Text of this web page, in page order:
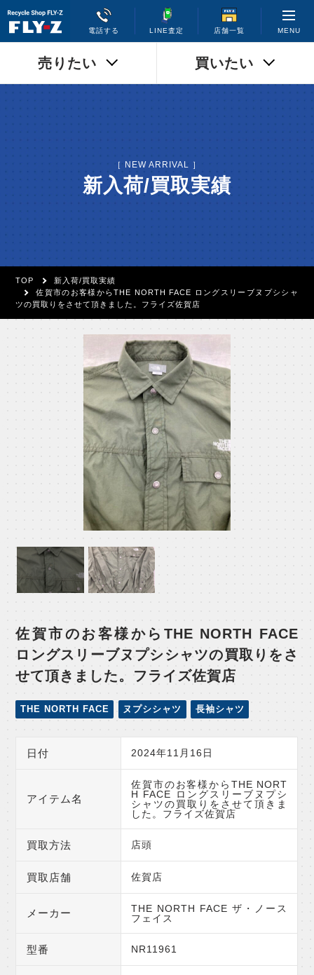
電話する LINE査定 店舗一覧 MENU
売りたい 買いたい
［ NEW ARRIVAL ］
新入荷/買取実績
TOP
新入荷/買取実績
佐賀市のお客様からTHE NORTH FACE ロングスリーブヌプシシャ
ツの買取りをさせて頂きました。フライズ佐賀店
佐賀市のお客様からTHE NORTH FACE
ロングスリーブヌプシシャツの買取りをさ
せて頂きました。フライズ佐賀店
THE NORTH FACE ヌプシシャツ 長袖シャツ
日付 2024年11月16日
アイテム名
佐賀市のお客様からTHE NORT
H FACE ロングスリーブヌプシ
シャツの買取りをさせて頂きま
した。フライズ佐賀店
買取方法 店頭
買取店舗 佐賀店
メーカー
THE NORTH FACE ザ・ノース
フェイス
型番 NR11961